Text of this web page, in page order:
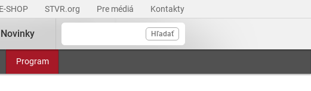
E-SHOP STVR.org Pre médiá Kontakty
Hľadať
Program
Novinky